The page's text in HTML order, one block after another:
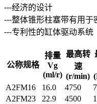
---经济的设计
---整体锥形柱塞带有用于
---专利性的缸体驱动系统
公称规格
排量
Vg
(ml/r)
最高转
速
(r/min)
A2FM16
16.0 4750
A2FM23
22.9 4500